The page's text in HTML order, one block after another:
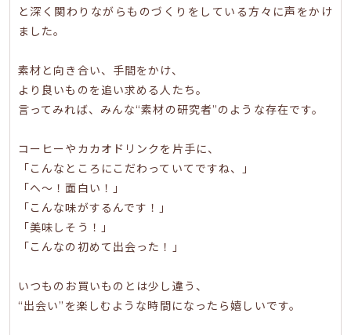
と深く関わりながらものづくりをしている方々に声をかけ
ました。
素材と向き合い、手間をかけ、
より良いものを追い求める人たち。
言ってみれば、みんな“素材の研究者”のような存在です。
コーヒーやカカオドリンクを片手に、
「こんなところにこだわっていてですね、」
「へ〜！面白い！」
「こんな味がするんです！」
「美味しそう！」
「こんなの初めて出会った！」
いつものお買いものとは少し違う、
“出会い”を楽しむような時間になったら嬉しいです。